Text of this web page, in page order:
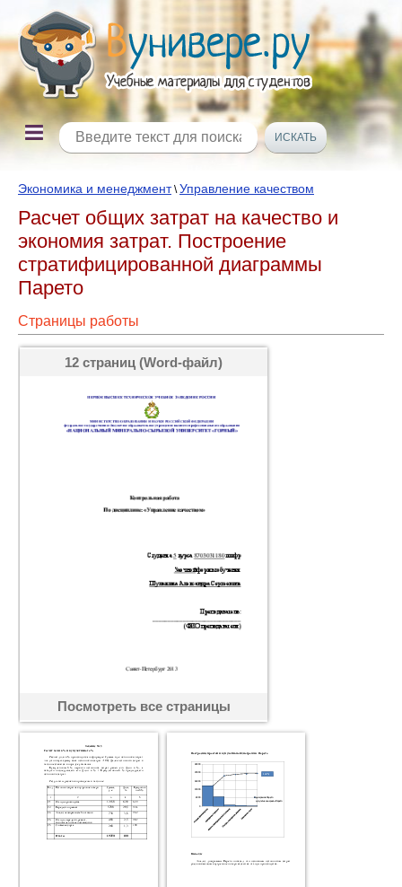
Экономика и менеджмент\Управление качеством
Расчет общих затрат на качество и
экономия затрат. Построение
стратифицированной диаграммы
Парето
Страницы работы
12 страниц (Word-файл)
Посмотреть все страницы